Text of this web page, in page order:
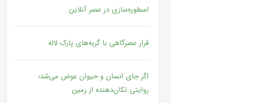
اسطوره‌سازی در عصر آنلاین
قرار عصرگاهی با گربه‌های پارک لاله
اگر جای انسان و حیوان عوض می‌شد؛
روایتی تکان‌دهنده از زمین